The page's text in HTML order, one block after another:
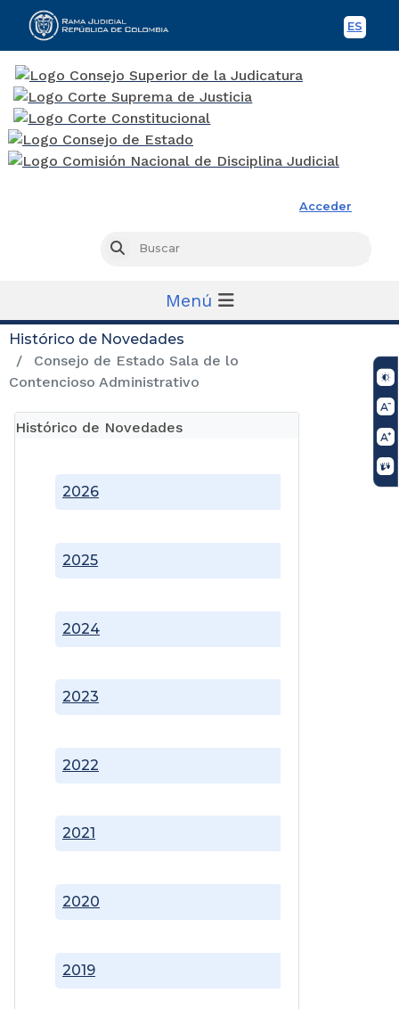
ES
Acceder
Buscar
Menú
Histórico de Novedades
Consejo de Estado Sala de lo
Contencioso Administrativo
Histórico de Novedades
2019
2020
2021
2022
2023
2024
2025
2026